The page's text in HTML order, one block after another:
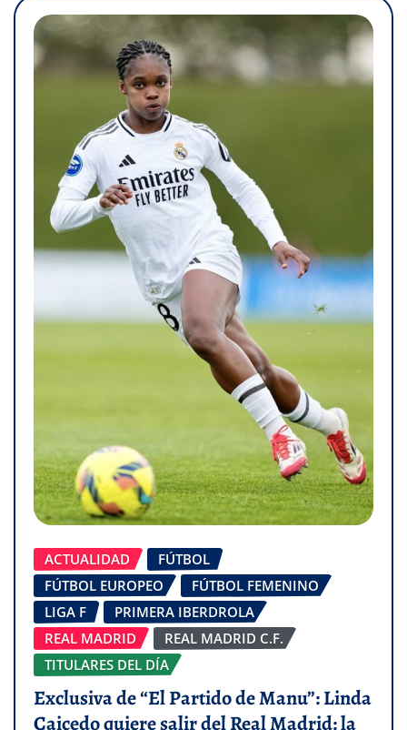
ACTUALIDAD
FÚTBOL
FÚTBOL EUROPEO
FÚTBOL FEMENINO
LIGA F
PRIMERA IBERDROLA
REAL MADRID
REAL MADRID C.F.
TITULARES DEL DÍA
Exclusiva de “El Partido de Manu”: Linda
Caicedo quiere salir del Real Madrid: la